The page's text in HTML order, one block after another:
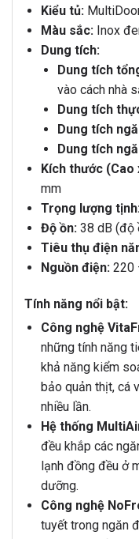
Kiểu tủ:
Màu sắc:Inox
Dung tích:
Dung tích
vào cách nhà
Dung tích
Dung tích
Dung tích
Kích thước (Cao
mm
Trọng lượng
Độ ồn:38 dB (độ
Tiêu thụ điện
Nguồn điện:220
Tính năng nổi bật:
Công nghệ
những tính năng
khả năng kiểm
bảo quản thịt, cá
nhiều lần.
Hệ thống
đều khắp các
lạnh đồng đều ở
dưỡng.
Công nghệ
tuyết trong ngăn